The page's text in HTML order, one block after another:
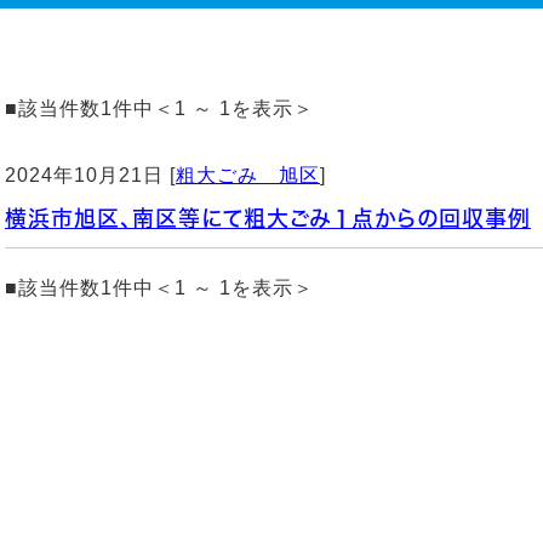
■該当件数1件中＜1 ～ 1を表示＞
2024年10月21日 [粗大ごみ 旭区]
横浜市旭区、南区等にて粗大ごみ１点からの回収事例
■該当件数1件中＜1 ～ 1を表示＞